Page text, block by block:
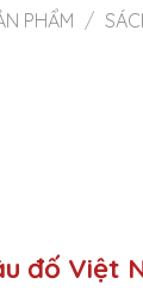
PHẨM /
đố Việt